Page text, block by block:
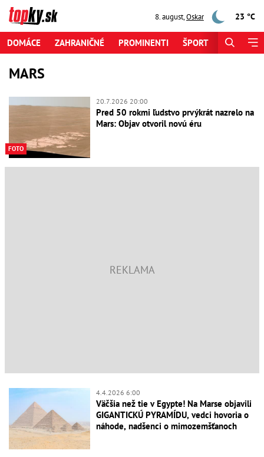
8. august,Oskar 23 °C
DOMÁCE ZAHRANIČNÉ PROMINENTI ŠPORT
MARS
FOTO
20.7.2026 20:00
Pred 50 rokmi ľudstvo prvýkrát nazrelo na
Mars: Objav otvoril novú éru
4.4.2026 6:00
Väčšia než tie v Egypte! Na Marse objavili
GIGANTICKÚ PYRAMÍDU, vedci hovoria o
náhode, nadšenci o mimozemšťanoch